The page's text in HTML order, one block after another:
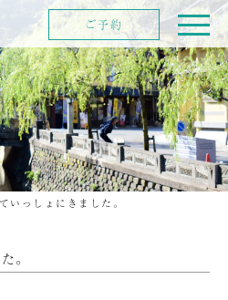
いっしょにきました。
。
ご予約